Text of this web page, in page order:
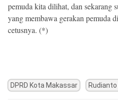
pemuda kita dilihat, dan sekarang
yang membawa gerakan pemuda
cetusnya. (*)
DPRD Kota Makassar Rudianto